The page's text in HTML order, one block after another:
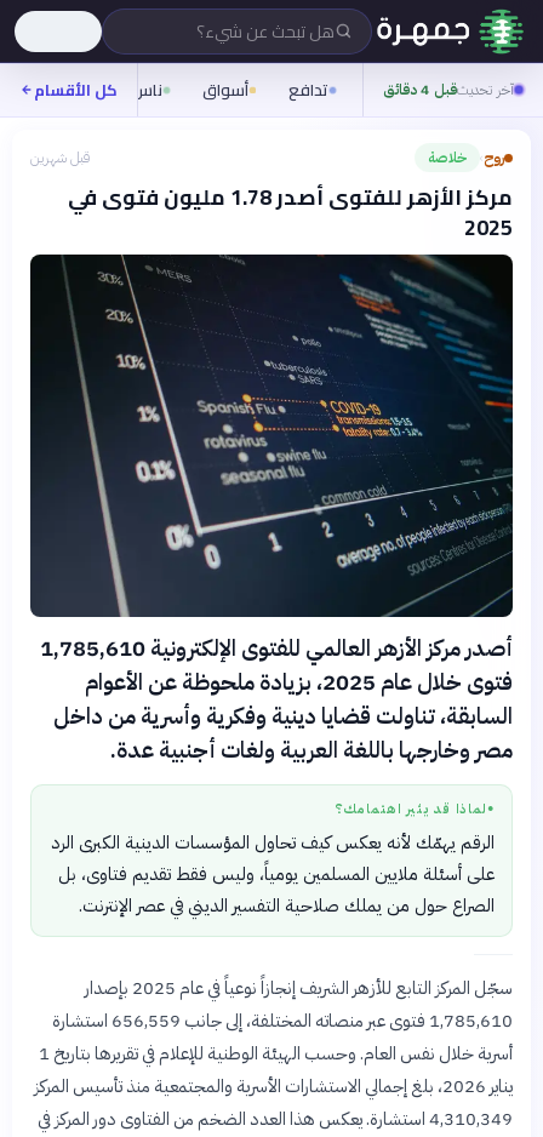
هل تبحث عن شيء؟
آخر تحديثقبل 4 دقائق تدافع أسواق ناس روح
كل الأقسام
روح› خلاصة قبل شهرين
مركز الأزهر للفتوى أصدر 1.78 مليون فتوى في
2025
أصدر مركز الأزهر العالمي للفتوى الإلكترونية 1,785,610
فتوى خلال عام 2025، بزيادة ملحوظة عن الأعوام
السابقة، تناولت قضايا دينية وفكرية وأسرية من داخل
مصر وخارجها باللغة العربية ولغات أجنبية عدة.
● لماذا قد يثير اهتمامك؟
الرقم يهمّك لأنه يعكس كيف تحاول المؤسسات الدينية الكبرى الرد
على أسئلة ملايين المسلمين يومياً، وليس فقط تقديم فتاوى، بل
الصراع حول من يملك صلاحية التفسير الديني في عصر الإنترنت.
سجّل المركز التابع للأزهر الشريف إنجازاً نوعياً في عام 2025 بإصدار
1,785,610 فتوى عبر منصاته المختلفة، إلى جانب 656,559 استشارة
أسرية خلال نفس العام. وحسب الهيئة الوطنية للإعلام في تقريرها بتاريخ 1
يناير 2026، بلغ إجمالي الاستشارات الأسرية والمجتمعية منذ تأسيس المركز
4,310,349 استشارة. يعكس هذا العدد الضخم من الفتاوى دور المركز في